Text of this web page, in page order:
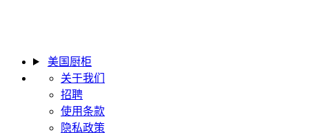
美国厨柜
关于我们
招聘
使用条款
隐私政策